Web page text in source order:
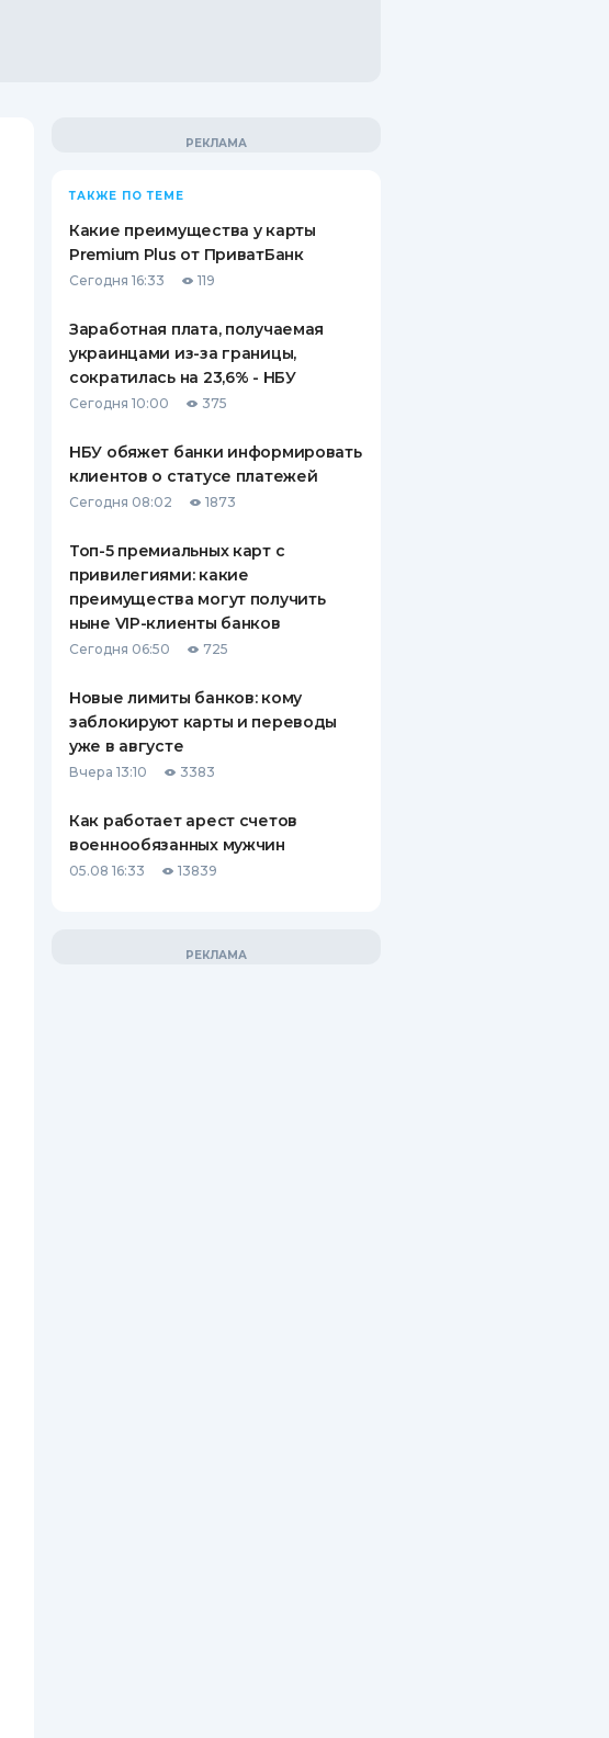
ТАКЖЕ ПО ТЕМЕ
Какие преимущества у карты
Premium Plus от ПриватБанк
Сегодня 16:33 119
Заработная плата, получаемая
украинцами из-за границы,
сократилась на 23,6% - НБУ
Сегодня 10:00 375
НБУ обяжет банки информировать
клиентов о статусе платежей
Сегодня 08:02 1873
Топ-5 премиальных карт с
привилегиями: какие
преимущества могут получить
ныне VIP-клиенты банков
Сегодня 06:50 725
Новые лимиты банков: кому
заблокируют карты и переводы
уже в августе
Вчера 13:10 3383
Как работает арест счетов
военнообязанных мужчин
05.08 16:33 13839